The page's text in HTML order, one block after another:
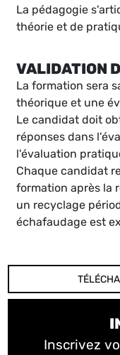
La pédagogie
théorie et de
VALIDATION
La formation sera
théorique et une
Le candidat doit
réponses dans
l'évaluation
Chaque candidat
formation après la
un recyclage
échafaudage est
Inscrivez